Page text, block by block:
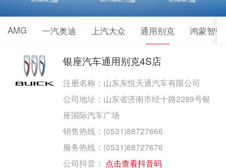
AMG 一汽奥迪 上汽大众 通用别克 鸿蒙智行
银座汽车通用别克4S店
注册名称：山东东悦天通汽车有限公司
公司地址：山东省济南市经十路2289号银
座国际汽车广场
销售热线：(0531)88727666
服务热线：(0531)88727676
公司抖音： 点击查看抖音码